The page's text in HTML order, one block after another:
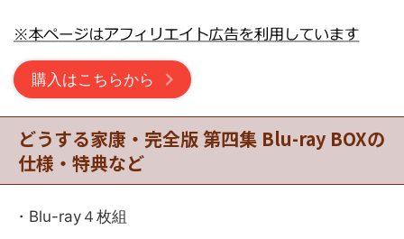
購入はこちらから
どうする家康・完全版 第四集 Blu-ray BOXの
仕様・特典など
・Blu-ray４枚組